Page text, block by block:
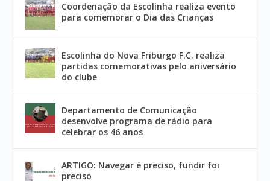
Coordenação da Escolinha realiza evento
para comemorar o Dia das Crianças
Escolinha do Nova Friburgo F.C. realiza
partidas comemorativas pelo aniversário
do clube
Departamento de Comunicação
desenvolve programa de rádio para
celebrar os 46 anos
ARTIGO: Navegar é preciso, fundir foi
preciso